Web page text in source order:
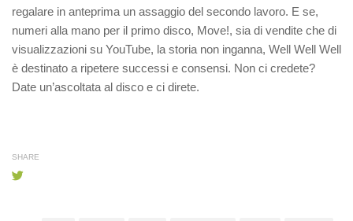
regalare in anteprima un assaggio del secondo lavoro. E se,
numeri alla mano per il primo disco, Move!, sia di vendite che di
visualizzazioni su YouTube, la storia non inganna, Well Well Well
è destinato a ripetere successi e consensi. Non ci credete?
Date un’ascoltata al disco e ci direte.
SHARE